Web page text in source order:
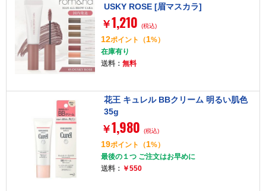
USKY ROSE [眉マスカラ]
￥1,210 (税込)
12ポイント （1%）
在庫有り
送料： 無料
花王 キュレル BBクリーム 明るい肌色
35g
￥1,980 (税込)
19ポイント （1%）
最後の１つ ご注文はお早めに
送料： ￥550